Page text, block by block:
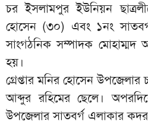
চর ইসলামপুর ইউনিয়ন
হোসেন (৩০) এবং ১নং
সাংগঠনিক সম্পাদক মোহাম্মদ
হয়।
গ্রেপ্তার মনির হোসেন
আব্দুর রহিমের ছেলে।
উপজেলার সাতবর্গ এলাকার